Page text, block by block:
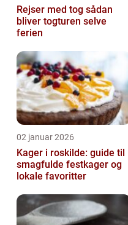
Rejser med tog sådan
bliver togturen selve
ferien
02 januar 2026
Kager i roskilde: guide til
smagfulde festkager og
lokale favoritter